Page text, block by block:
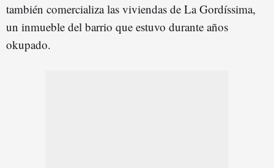
también comercializa las viviendas de La Gordíssima,
un inmueble del barrio que estuvo durante años
okupado.